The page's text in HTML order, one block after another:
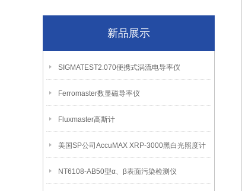
新品展示
SIGMATEST2.070便携式涡流电导率仪
Ferromaster数显磁导率仪
Fluxmaster高斯计
美国SP公司AccuMAX XRP-3000黑白光照度计
NT6108-AB50型α、β表面污染检测仪